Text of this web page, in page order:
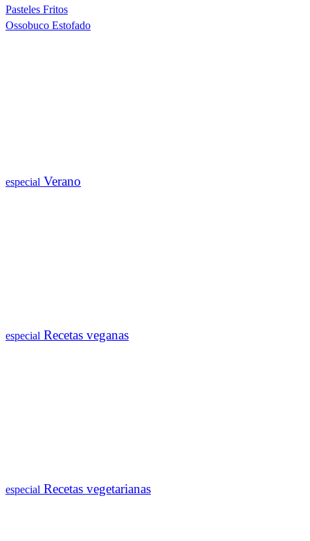
Pasteles Fritos
Ossobuco Estofado
especial Verano
especial Recetas veganas
especial Recetas vegetarianas